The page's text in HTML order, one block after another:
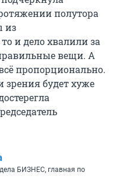
полутора
из
и дело хвалили за
вещи. А
пропорционально.
зрения будет хуже
БИЗНЕС, главная по